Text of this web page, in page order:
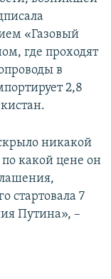
«Газовый
где проходят
в
2,8
никакой
какой цене он
стартовала 7
Путина», –